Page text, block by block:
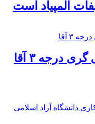
المپیاد است
درجه ۳ آقا